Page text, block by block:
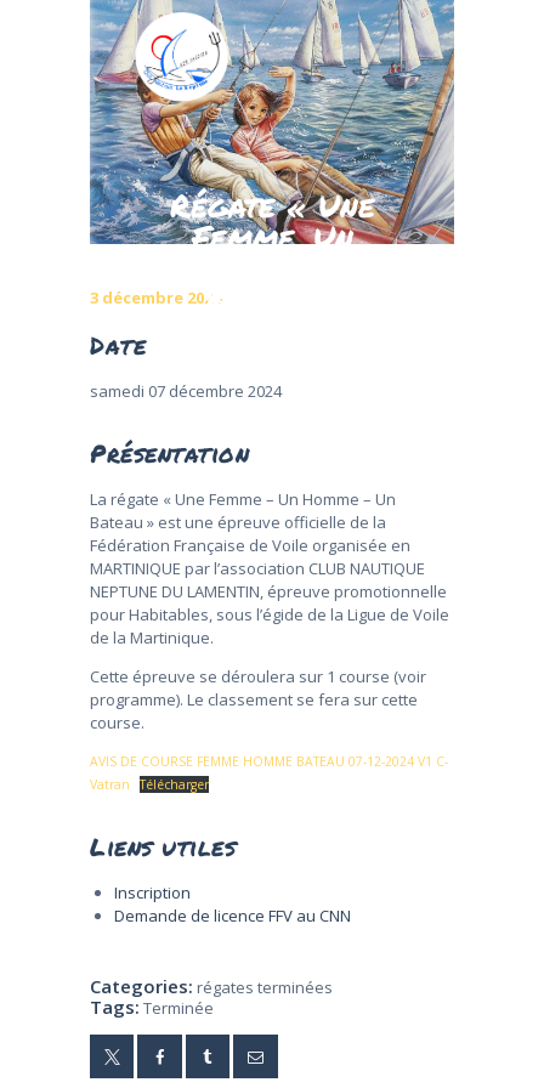
Régate « Une
Femme, Un
Bateau »
ACCUEIL
NOS ACTIVITÉS
RÉSERVATIONS
LE CLUB
CONTACTS
3 décembre 2024
Date
samedi 07 décembre 2024
Présentation
La régate « Une Femme – Un Homme – Un
Bateau » est une épreuve officielle de la
Fédération Française de Voile organisée en
MARTINIQUE par l’association CLUB NAUTIQUE
NEPTUNE DU LAMENTIN, épreuve promotionnelle
pour Habitables, sous l’égide de la Ligue de Voile
de la Martinique.
Cette épreuve se déroulera sur 1 course (voir
programme). Le classement se fera sur cette
course.
AVIS DE COURSE FEMME HOMME BATEAU 07-12-2024 V1 C-
Vatran
Télécharger
Liens utiles
Inscription
Demande de licence FFV au CNN
Categories: régates terminées
Tags: Terminée